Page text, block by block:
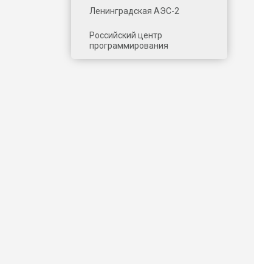
Ленинградская АЭС-2
Российский центр
программирования